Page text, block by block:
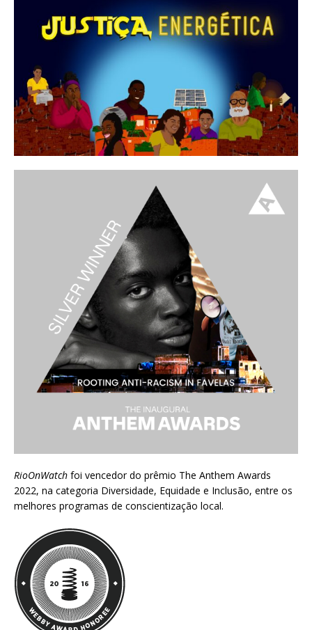
RioOnWatch foi vencedor do prêmio The Anthem Awards
2022, na categoria Diversidade, Equidade e Inclusão, entre os
melhores programas de conscientização local.